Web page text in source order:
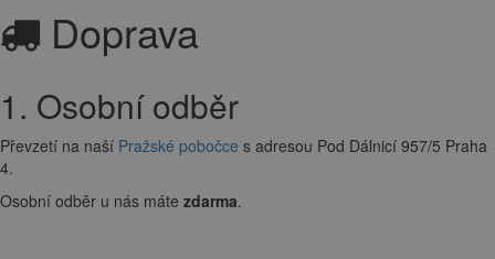
Doprava
1. Osobní odběr
Převzetí na naší Pražské pobočce s adresou Pod Dálnicí 957/5 Praha
4.
Osobní odběr u nás máte zdarma.